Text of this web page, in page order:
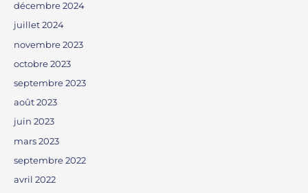
décembre 2024
juillet 2024
novembre 2023
octobre 2023
septembre 2023
août 2023
juin 2023
mars 2023
septembre 2022
avril 2022